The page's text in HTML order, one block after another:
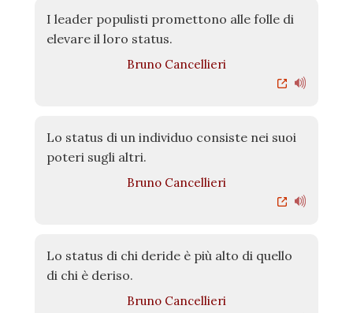
fare dei fatti, ma questo genere discorsi è
largamente minoritario e a molti dà anche
amano i cambiamenti di stato, di gerarchie
I leader populisti promettono alle folle di
elevare il loro status.
Bruno Cancellieri
Lo status di un individuo consiste nei suoi
poteri sugli altri.
Bruno Cancellieri
Lo status di chi deride è più alto di quello
di chi è deriso.
Bruno Cancellieri